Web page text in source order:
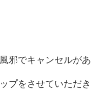
邪でキャンセルが
プをさせていただ